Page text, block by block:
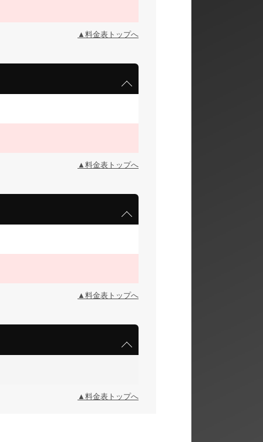
▲料金表トップへ
▲料金表トップへ
▲料金表トップへ
▲料金表トップへ